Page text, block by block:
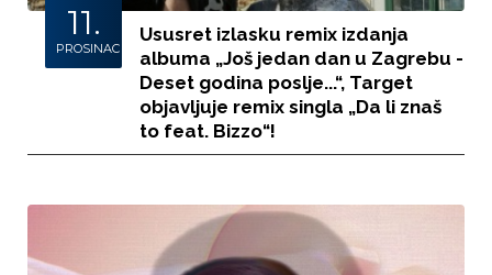
11.
PROSINAC
Ususret izlasku remix izdanja
albuma „Još jedan dan u Zagrebu -
Deset godina poslje...“, Target
objavljuje remix singla „Da li znaš
to feat. Bizzo“!